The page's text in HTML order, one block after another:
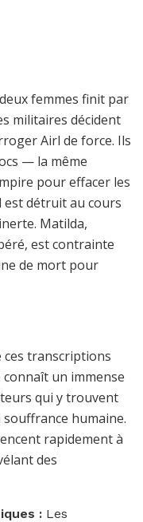
femmes finit par
militaires décident
Airl de force. Ils
— la même
pour effacer les
est détruit au cours
Matilda,
est contrainte
de mort pour
ces transcriptions
connaît un immense
qui y trouvent
humaine.
rapidement à
des
: Les